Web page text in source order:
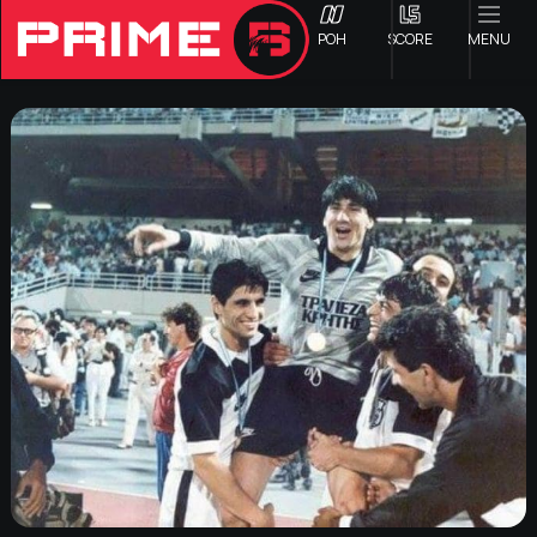
ΡΟΗ SCORE MENU
Γ ΕΘΝΙΚΗ
Α1 ΕΠΣΗ
Α2 ΕΠΣΗ
Β1 ΕΠΣΗ
Β2 ΕΠΣΗ